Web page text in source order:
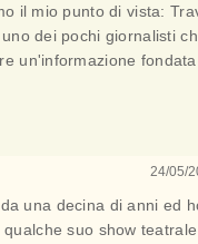
il mio punto di vista:
dei pochi giornalisti
un'informazione
24/05/
una decina di anni ed
suo show